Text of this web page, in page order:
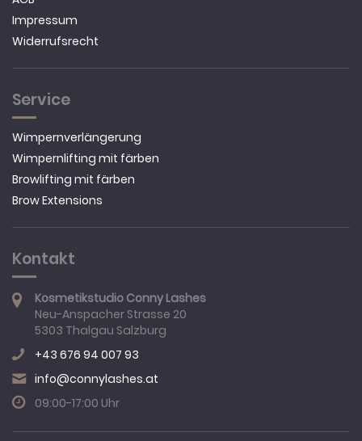
Impressum
Widerrufsrecht
Service
Wimpernverlängerung
Wimpernlifting mit färben
Browlifting mit färben
Brow Extensions
Kontakt
Kosmetikstudio Conny Lashes
Neu-Anspacher Strasse 20
5303 Thalgau Salzburg
+43 676 94 007 93
info@connylashes.at
09:00-17:00 Uhr